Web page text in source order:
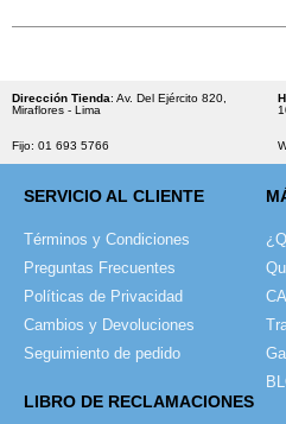
Dirección Tienda: Av. Del Ejército 820,
Miraflores - Lima
Fijo: 01 693 5766
SERVICIO AL CLIENTE
Términos y Condiciones
Preguntas Frecuentes
Políticas de Privacidad
Cambios y Devoluciones
Seguimiento de pedido
LIBRO DE RECLAMACIONES